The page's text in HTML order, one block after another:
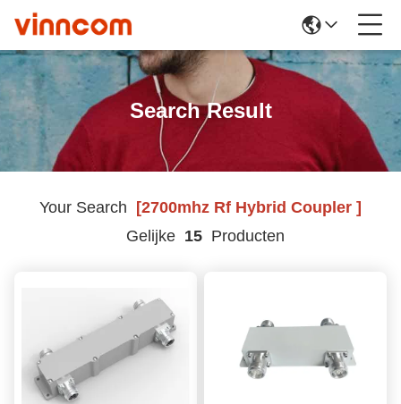
Search Result
Your Search [2700mhz Rf Hybrid Coupler ]
Gelijke 15Producten